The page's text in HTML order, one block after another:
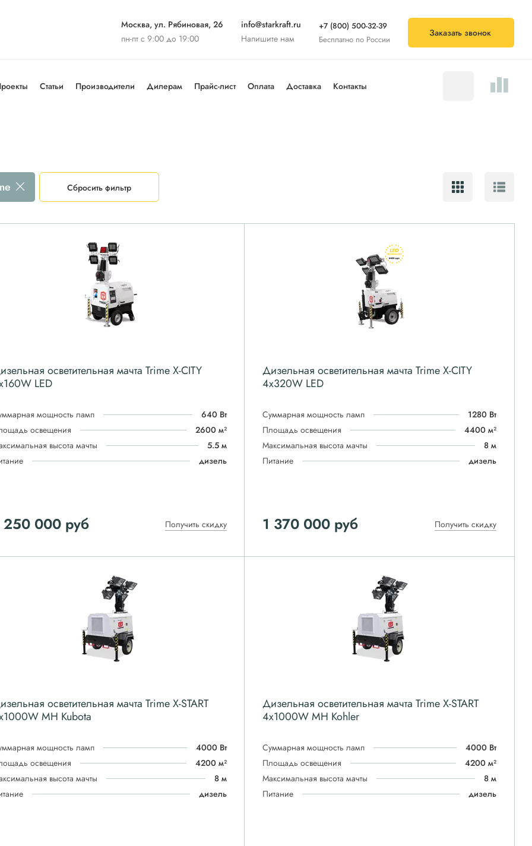
Москва, ул. Рябиновая, 26
пн-пт с 9:00 до 19:00
info@starkraft.ru
Напишите нам
+7 (800) 500-32-39
Бесплатно по России
Заказать звонок
Статьи Производители Дилерам Прайс-лист Оплата Доставка Контакты
Сбросить фильтр
осветительная мачта Trime X-CITY
LED
мощность ламп
640 Вт
освещения
2600 м²
высота мачты
5.5 м
дизель
250 000 руб Получить скидку
Дизельная осветительная мачта Trime X-CITY
4x320W LED
Суммарная мощность ламп
1280 Вт
Площадь освещения
4400 м²
Максимальная высота мачты
8 м
Питание
дизель
1 370 000руб Получить скидку
осветительная мачта Trime X-START
MH Kubota
мощность ламп
4000 Вт
освещения
4200 м²
высота мачты
8 м
дизель
Дизельная осветительная мачта Trime X-START
4x1000W MH Kohler
Суммарная мощность ламп
4000 Вт
Площадь освещения
4200 м²
Максимальная высота мачты
8 м
Питание
дизель